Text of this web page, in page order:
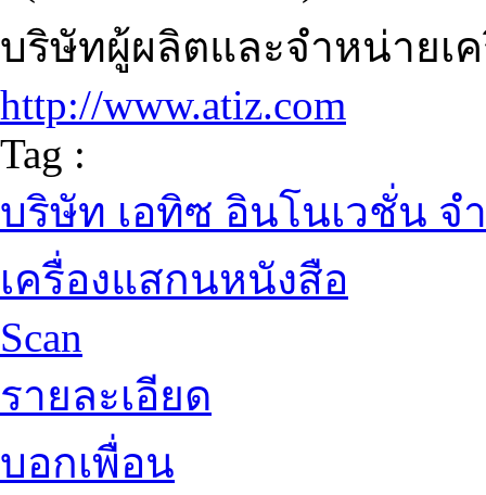
บริษัทผู้ผลิตและจำหน่าย
http://www.atiz.com
Tag :
บริษัท เอทิซ อินโนเวชั่น จ
เครื่องแสกนหนังสือ
Scan
รายละเอียด
บอกเพื่อน